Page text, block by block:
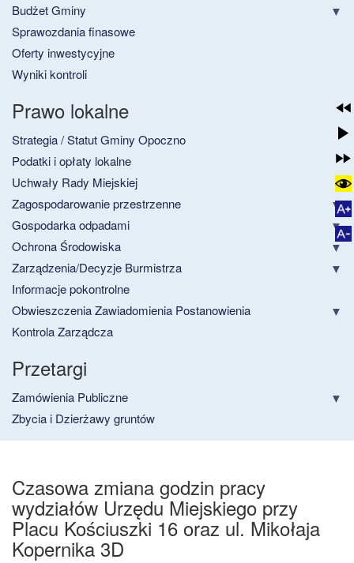
Budżet Gminy
Sprawozdania finasowe
Oferty inwestycyjne
Wyniki kontroli
Prawo lokalne
Strategia / Statut Gminy Opoczno
Podatki i opłaty lokalne
Uchwały Rady Miejskiej
Zagospodarowanie przestrzenne
Gospodarka odpadami
Ochrona Środowiska
Zarządzenia/Decyzje Burmistrza
Informacje pokontrolne
Obwieszczenia Zawiadomienia Postanowienia
Kontrola Zarządcza
Przetargi
Zamówienia Publiczne
Zbycia i Dzierżawy gruntów
Czasowa zmiana godzin pracy
wydziałów Urzędu Miejskiego przy
Placu Kościuszki 16 oraz ul. Mikołaja
Kopernika 3D